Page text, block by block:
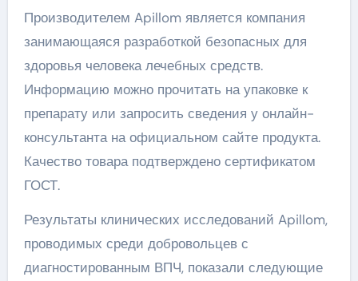
Производителем Apillom является компания
занимающаяся разработкой безопасных для
здоровья человека лечебных средств.
Информацию можно прочитать на упаковке к
препарату или запросить сведения у онлайн-
консультанта на официальном сайте продукта.
Качество товара подтверждено сертификатом
ГОСТ.
Результаты клинических исследований Apillom,
проводимых среди добровольцев с
диагностированным ВПЧ, показали следующие